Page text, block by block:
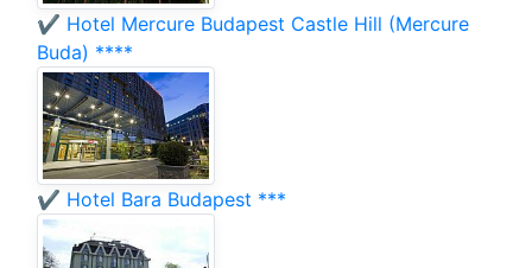
✔️ Hotel Mercure Budapest Castle Hill (Mercure
Buda) ****
✔️ Hotel Bara Budapest ***